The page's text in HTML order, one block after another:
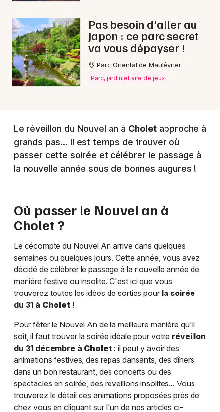
Mon email
Je m'abonne
Pas besoin d'aller au
Japon : ce parc secret
va vous dépayser !
Parc Oriental de Maulévrier
Parc, jardin et aire de jeux
Le réveillon du Nouvel an à Cholet approche à
grands pas... Il est temps de trouver où
passer cette soirée et célébrer le passage à
la nouvelle année sous de bonnes augures !
Où passer le Nouvel an à
Cholet ?
Le décompte du Nouvel An arrive dans quelques
semaines ou quelques jours. Cette année, vous avez
décidé de célébrer le passage à la nouvelle année de
manière festive ou insolite. C'est ici que vous
trouverez toutes les idées de sorties pour la soirée
du 31 à Cholet !
Pour fêter le Nouvel An de la meilleure manière qu'il
soit, il faut trouver la soirée idéale pour votre réveillon
du 31 décembre à Cholet : il peut y avoir des
animations festives, des repas dansants, des dîners
dans un bon restaurant, des concerts ou des
spectacles en soirée, des réveillons insolites... Vous
trouverez le détail des animations proposées près de
chez vous en cliquant sur l'un de nos articles ci-